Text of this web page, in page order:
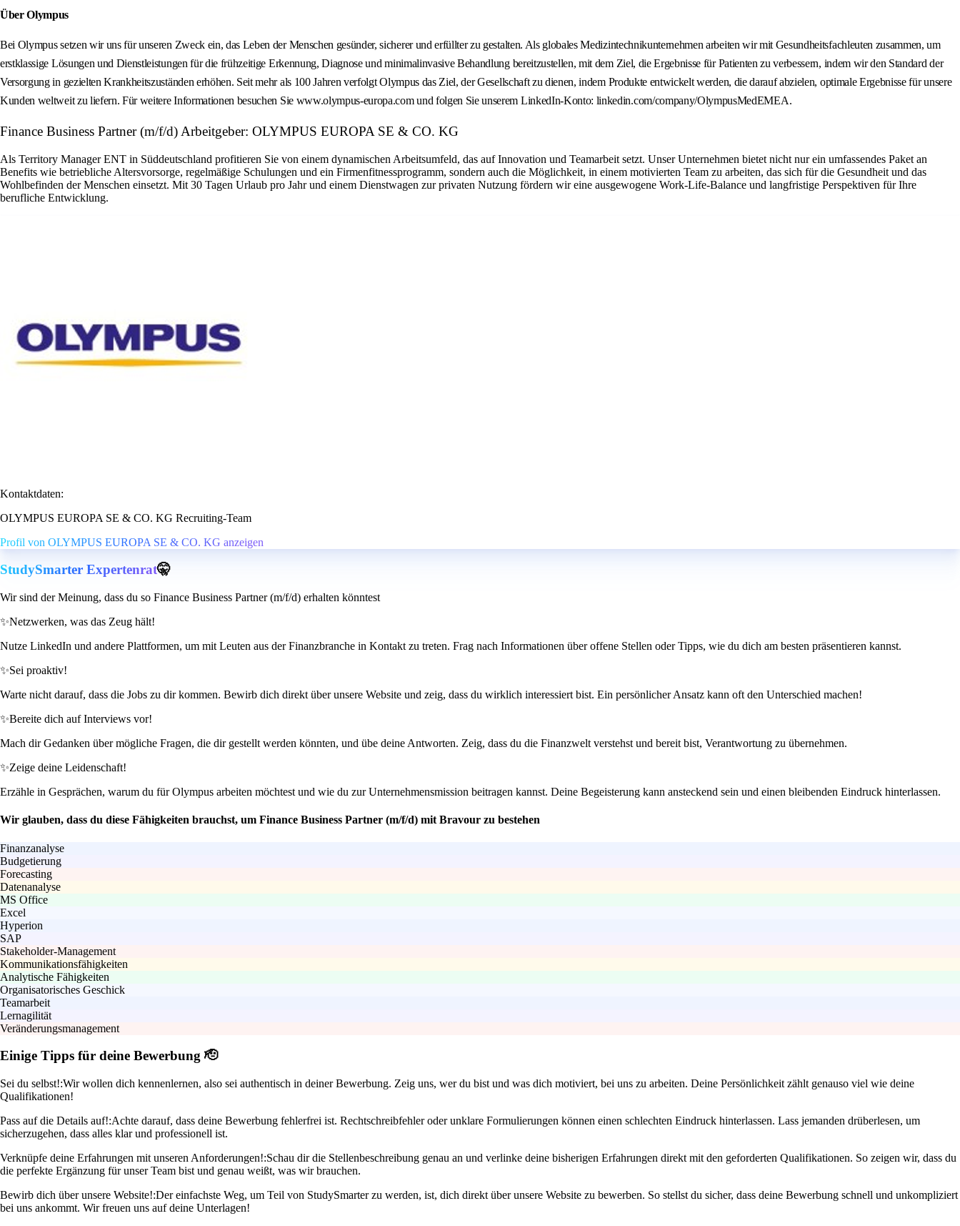
Über Olympus
Bei Olympus setzen wir uns für unseren Zweck ein, das Leben der Menschen gesünder, sicherer und erfüllter zu gestalten. Als globales Medizintechnikunternehmen arbeiten wir mit Gesundheitsfachleuten zusammen, um
erstklassige Lösungen und Dienstleistungen für die frühzeitige Erkennung, Diagnose und minimalinvasive Behandlung bereitzustellen, mit dem Ziel, die Ergebnisse für Patienten zu verbessern, indem wir den Standard der
Versorgung in gezielten Krankheitszuständen erhöhen. Seit mehr als 100 Jahren verfolgt Olympus das Ziel, der Gesellschaft zu dienen, indem Produkte entwickelt werden, die darauf abzielen, optimale Ergebnisse für unsere
Kunden weltweit zu liefern. Für weitere Informationen besuchen Sie www.olympus-europa.com und folgen Sie unserem LinkedIn-Konto: linkedin.com/company/OlympusMedEMEA.
Finance Business Partner (m/f/d) Arbeitgeber: OLYMPUS EUROPA SE & CO. KG
Als Territory Manager ENT in Süddeutschland profitieren Sie von einem dynamischen Arbeitsumfeld, das auf Innovation und Teamarbeit setzt. Unser Unternehmen bietet nicht nur ein umfassendes Paket an
Benefits wie betriebliche Altersvorsorge, regelmäßige Schulungen und ein Firmenfitnessprogramm, sondern auch die Möglichkeit, in einem motivierten Team zu arbeiten, das sich für die Gesundheit und das
Wohlbefinden der Menschen einsetzt. Mit 30 Tagen Urlaub pro Jahr und einem Dienstwagen zur privaten Nutzung fördern wir eine ausgewogene Work-Life-Balance und langfristige Perspektiven für Ihre
berufliche Entwicklung.
Kontaktdaten:
OLYMPUS EUROPA SE & CO. KG Recruiting-Team
Profil von OLYMPUS EUROPA SE & CO. KG anzeigen
StudySmarter Expertenrat🤫
Wir sind der Meinung, dass du so Finance Business Partner (m/f/d) erhalten könntest
✨Netzwerken, was das Zeug hält!
Nutze LinkedIn und andere Plattformen, um mit Leuten aus der Finanzbranche in Kontakt zu treten. Frag nach Informationen über offene Stellen oder Tipps, wie du dich am besten präsentieren kannst.
✨Sei proaktiv!
Warte nicht darauf, dass die Jobs zu dir kommen. Bewirb dich direkt über unsere Website und zeig, dass du wirklich interessiert bist. Ein persönlicher Ansatz kann oft den Unterschied machen!
✨Bereite dich auf Interviews vor!
Mach dir Gedanken über mögliche Fragen, die dir gestellt werden könnten, und übe deine Antworten. Zeig, dass du die Finanzwelt verstehst und bereit bist, Verantwortung zu übernehmen.
✨Zeige deine Leidenschaft!
Erzähle in Gesprächen, warum du für Olympus arbeiten möchtest und wie du zur Unternehmensmission beitragen kannst. Deine Begeisterung kann ansteckend sein und einen bleibenden Eindruck hinterlassen.
Wir glauben, dass du diese Fähigkeiten brauchst, um Finance Business Partner (m/f/d) mit Bravour zu bestehen
Finanzanalyse
Budgetierung
Forecasting
Datenanalyse
MS Office
Excel
Hyperion
SAP
Stakeholder-Management
Kommunikationsfähigkeiten
Analytische Fähigkeiten
Organisatorisches Geschick
Teamarbeit
Lernagilität
Veränderungsmanagement
Einige Tipps für deine Bewerbung 🫡
Sei du selbst!:Wir wollen dich kennenlernen, also sei authentisch in deiner Bewerbung. Zeig uns, wer du bist und was dich motiviert, bei uns zu arbeiten. Deine Persönlichkeit zählt genauso viel wie deine
Qualifikationen!
Pass auf die Details auf!:Achte darauf, dass deine Bewerbung fehlerfrei ist. Rechtschreibfehler oder unklare Formulierungen können einen schlechten Eindruck hinterlassen. Lass jemanden drüberlesen, um
sicherzugehen, dass alles klar und professionell ist.
Verknüpfe deine Erfahrungen mit unseren Anforderungen!:Schau dir die Stellenbeschreibung genau an und verlinke deine bisherigen Erfahrungen direkt mit den geforderten Qualifikationen. So zeigen wir, dass du
die perfekte Ergänzung für unser Team bist und genau weißt, was wir brauchen.
Bewirb dich über unsere Website!:Der einfachste Weg, um Teil von StudySmarter zu werden, ist, dich direkt über unsere Website zu bewerben. So stellst du sicher, dass deine Bewerbung schnell und unkompliziert
bei uns ankommt. Wir freuen uns auf deine Unterlagen!